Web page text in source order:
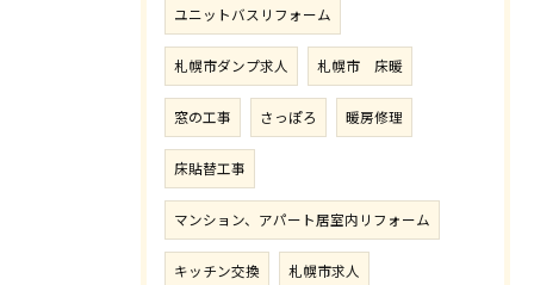
ユニットバスリフォーム
札幌市ダンプ求人 札幌市 床暖
窓の工事 さっぽろ 暖房修理
床貼替工事
マンション、アパート居室内リフォーム
キッチン交換 札幌市求人